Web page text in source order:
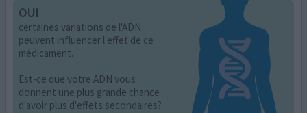
OUI
certaines variations de l'ADN
peuvent influencer l'effet de ce
médicament.
Est-ce que votre ADN vous
donnent une plus grande chance
d'avoir plus d'effets secondaires?